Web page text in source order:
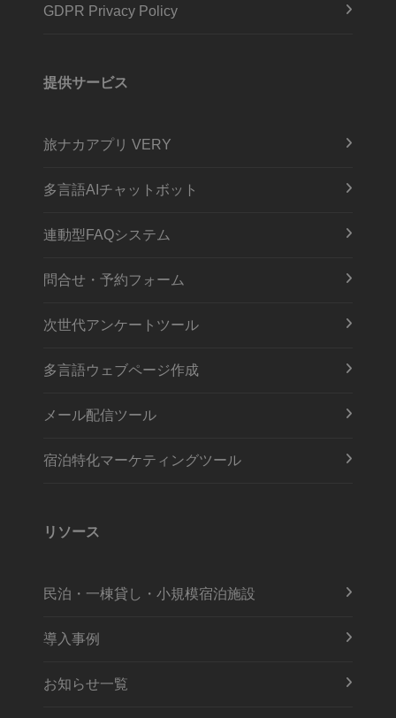
GDPR Privacy Policy
提供サービス
旅ナカアプリ VERY
多言語AIチャットボット
連動型FAQシステム
問合せ・予約フォーム
次世代アンケートツール
多言語ウェブページ作成
メール配信ツール
宿泊特化マーケティングツール
リソース
民泊・一棟貸し・小規模宿泊施設
導入事例
お知らせ一覧